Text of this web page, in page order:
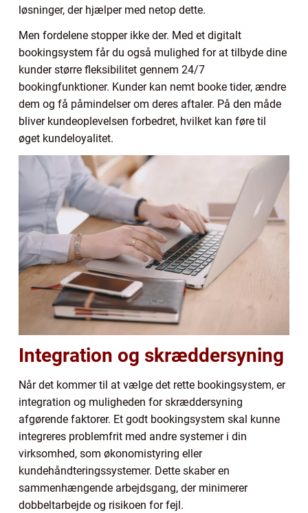
løsninger, der hjælper med netop dette.
Men fordelene stopper ikke der. Med et digitalt
bookingsystem får du også mulighed for at tilbyde dine
kunder større fleksibilitet gennem 24/7
bookingfunktioner. Kunder kan nemt booke tider, ændre
dem og få påmindelser om deres aftaler. På den måde
bliver kundeoplevelsen forbedret, hvilket kan føre til
øget kundeloyalitet.
Integration og skræddersyning
Når det kommer til at vælge det rette bookingsystem, er
integration og muligheden for skræddersyning
afgørende faktorer. Et godt bookingsystem skal kunne
integreres problemfrit med andre systemer i din
virksomhed, som økonomistyring eller
kundehåndteringssystemer. Dette skaber en
sammenhængende arbejdsgang, der minimerer
dobbeltarbejde og risikoen for fejl.